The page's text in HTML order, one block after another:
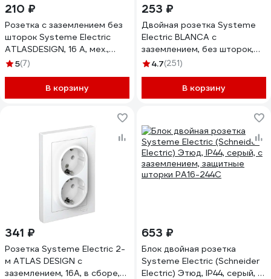
210 ₽
Розетка с заземлением без
шторок Systeme Electric
ATLASDESIGN, 16 А, мех.,
быстрозажимная клемма,
5(7)
В корзину
253 ₽
Двойная розетка Systeme
Electric BLANCA с
заземлением, без шторок,
БЕЛЫЙ BLNRS001021
4.7(251)
В корзину
341 ₽
Розетка Systeme Electric 2-
м ATLAS DESIGN с
заземлением, 16А, в сборе,
653 ₽
Блок двойная розетка
Systeme Electric (Schneider
Electric) Этюд, IP44, серый, с